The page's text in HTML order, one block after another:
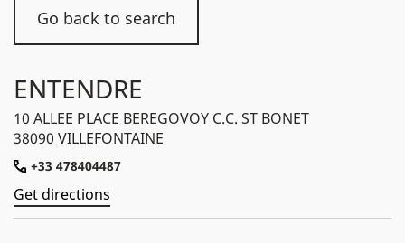
Go back to search
ENTENDRE
10 ALLEE PLACE BEREGOVOY C.C. ST BONET
38090 VILLEFONTAINE
+33 478404487
Get directions